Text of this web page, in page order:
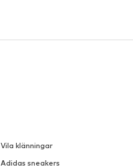
Vila klänningar
Adidas sneakers